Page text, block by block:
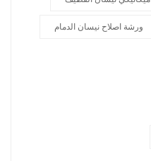
ورشة اصلاح نيسان الدمام